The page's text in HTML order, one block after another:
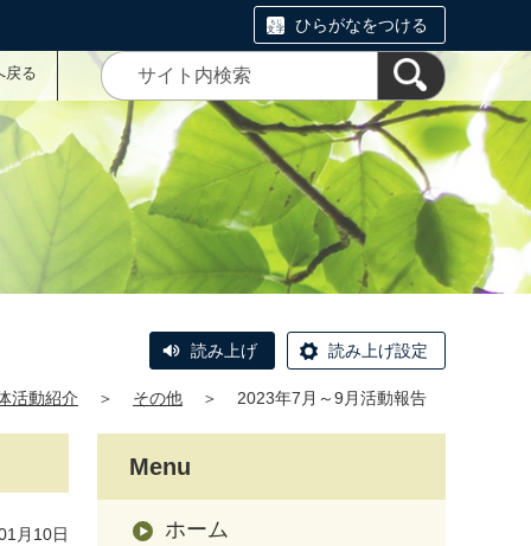
ひらがなをつける
戻る
読み上げ 読み上げ設定
活動紹介 ＞ その他 ＞ 2023年7月～9月活動報告
月10日
Menu
ホーム